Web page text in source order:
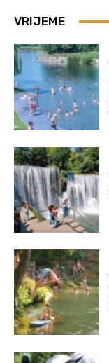
VRIJEME